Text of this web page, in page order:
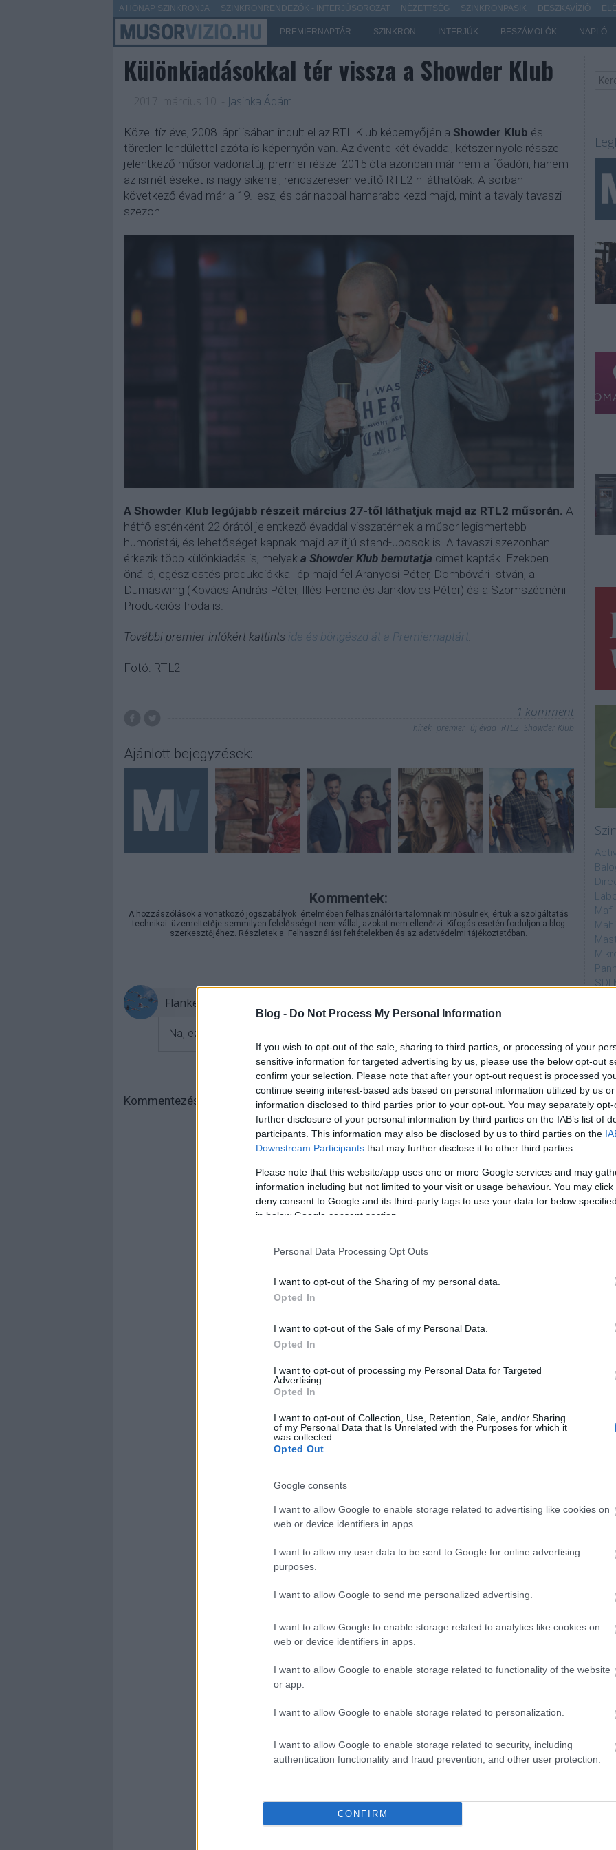
Blog - Do Not Process My Personal Information
If you wish to opt-out of the sale, sharing to third parties, or processing of your
sensitive information for targeted advertising by us, please use the below opt-out
confirm your selection. Please note that after your opt-out request is processed
continue seeing interest-based ads based on personal information utilized by us
information disclosed to third parties prior to your opt-out. You may separately
further disclosure of your personal information by third parties on the IAB’s list of
participants. This information may also be disclosed by us to third parties on the
Downstream Participants that may further disclose it to other third parties.
Please note that this website/app uses one or more Google services and may
information including but not limited to your visit or usage behaviour. You may
deny consent to Google and its third-party tags to use your data for below
in below Google consent section.
Personal Data Processing Opt Outs
I want to opt-out of the Sharing of my personal data.
Opted In
I want to opt-out of the Sale of my Personal Data.
Opted In
I want to opt-out of processing my Personal Data for Targeted
Advertising.
Opted In
I want to opt-out of Collection, Use, Retention, Sale, and/or Sharing
of my Personal Data that Is Unrelated with the Purposes for which it
was collected.
Opted Out
Google consents
I want to allow Google to enable storage related to advertising like cookies on
web or device identifiers in apps.
I want to allow my user data to be sent to Google for online advertising
purposes.
I want to allow Google to send me personalized advertising.
I want to allow Google to enable storage related to analytics like cookies on
web or device identifiers in apps.
I want to allow Google to enable storage related to functionality of the website
or app.
I want to allow Google to enable storage related to personalization.
I want to allow Google to enable storage related to security, including
authentication functionality and fraud prevention, and other user protection.
CONFIRM
PREMIERNAPTÁR SZINKRON INTERJÚK BESZÁMOLÓK NAPLÓ
A HÓNAP SZINKRONJA SZINKRONRENDEZŐK - INTERJÚSOROZAT NÉZETTSÉG SZINKRONPASIK DESZKAVÍZIÓ
Különkiadásokkal tér vissza a Showder Klub
2017. március 10. Jasinka Ádám
Közel tíz éve, 2008. áprilisában indult el az RTL Klub képernyőjén a Showder Klub és
töretlen lendülettel azóta is képernyőn van. Az évente két évaddal, kétszer nyolc résszel
jelentkező műsor vadonatúj, premier részei 2015 óta azonban már nem a főadón, hanem
az ismétléseket is nagy sikerrel, rendszeresen vetítő RTL2-n láthatóak. A sorban
következő évad már a 19. lesz, és pár nappal hamarabb kezd majd, mint a tavaly tavaszi
szezon.
A Showder Klub legújabb részeit március 27-től láthatjuk majd az RTL2 műsorán. A
hétfő esténként 22 órától jelentkező évaddal visszatérnek a műsor legismertebb
humoristái, és lehetőséget kapnak majd az ifjú stand-uposok is. A tavaszi szezonban
érkezik több különkiadás is, melyek a Showder Klub bemutatja címet kapták. Ezekben
önálló, egész estés produkciókkal lép majd fel Aranyosi Péter, Dombóvári István, a
Dumaswing (Kovács András Péter, Illés Ferenc és Janklovics Péter) és a Szomszédnéni
Produkciós Iroda is.
További premier infókért kattints ide és böngészd át a Premiernaptárt.
Fotó: RTL2
1 komment
hírek premier új évad RTL2 Showder Klub
Ajánlott bejegyzések:
Kommentek:
A hozzászólások a vonatkozó jogszabályok értelmében felhasználói tartalomnak minősülnek, értük a szolgáltatás
technikai üzemeltetője semmilyen felelősséget nem vállal, azokat nem ellenőrzi. Kifogás esetén forduljon a blog
szerkesztőjéhez. Részletek a
Felhasználási feltételekben és az adatvédelmi tájékoztatóban.
Flankerr
Na, ez jó hír :) Főleg a Dumaszwingnek örülök, csípem őket.
VÁLASZ ERRE
Kommentezéshez , vagyregisztrálj! ‐Belépés Facebookkal
SDI
AMC
A
A
játék
M4